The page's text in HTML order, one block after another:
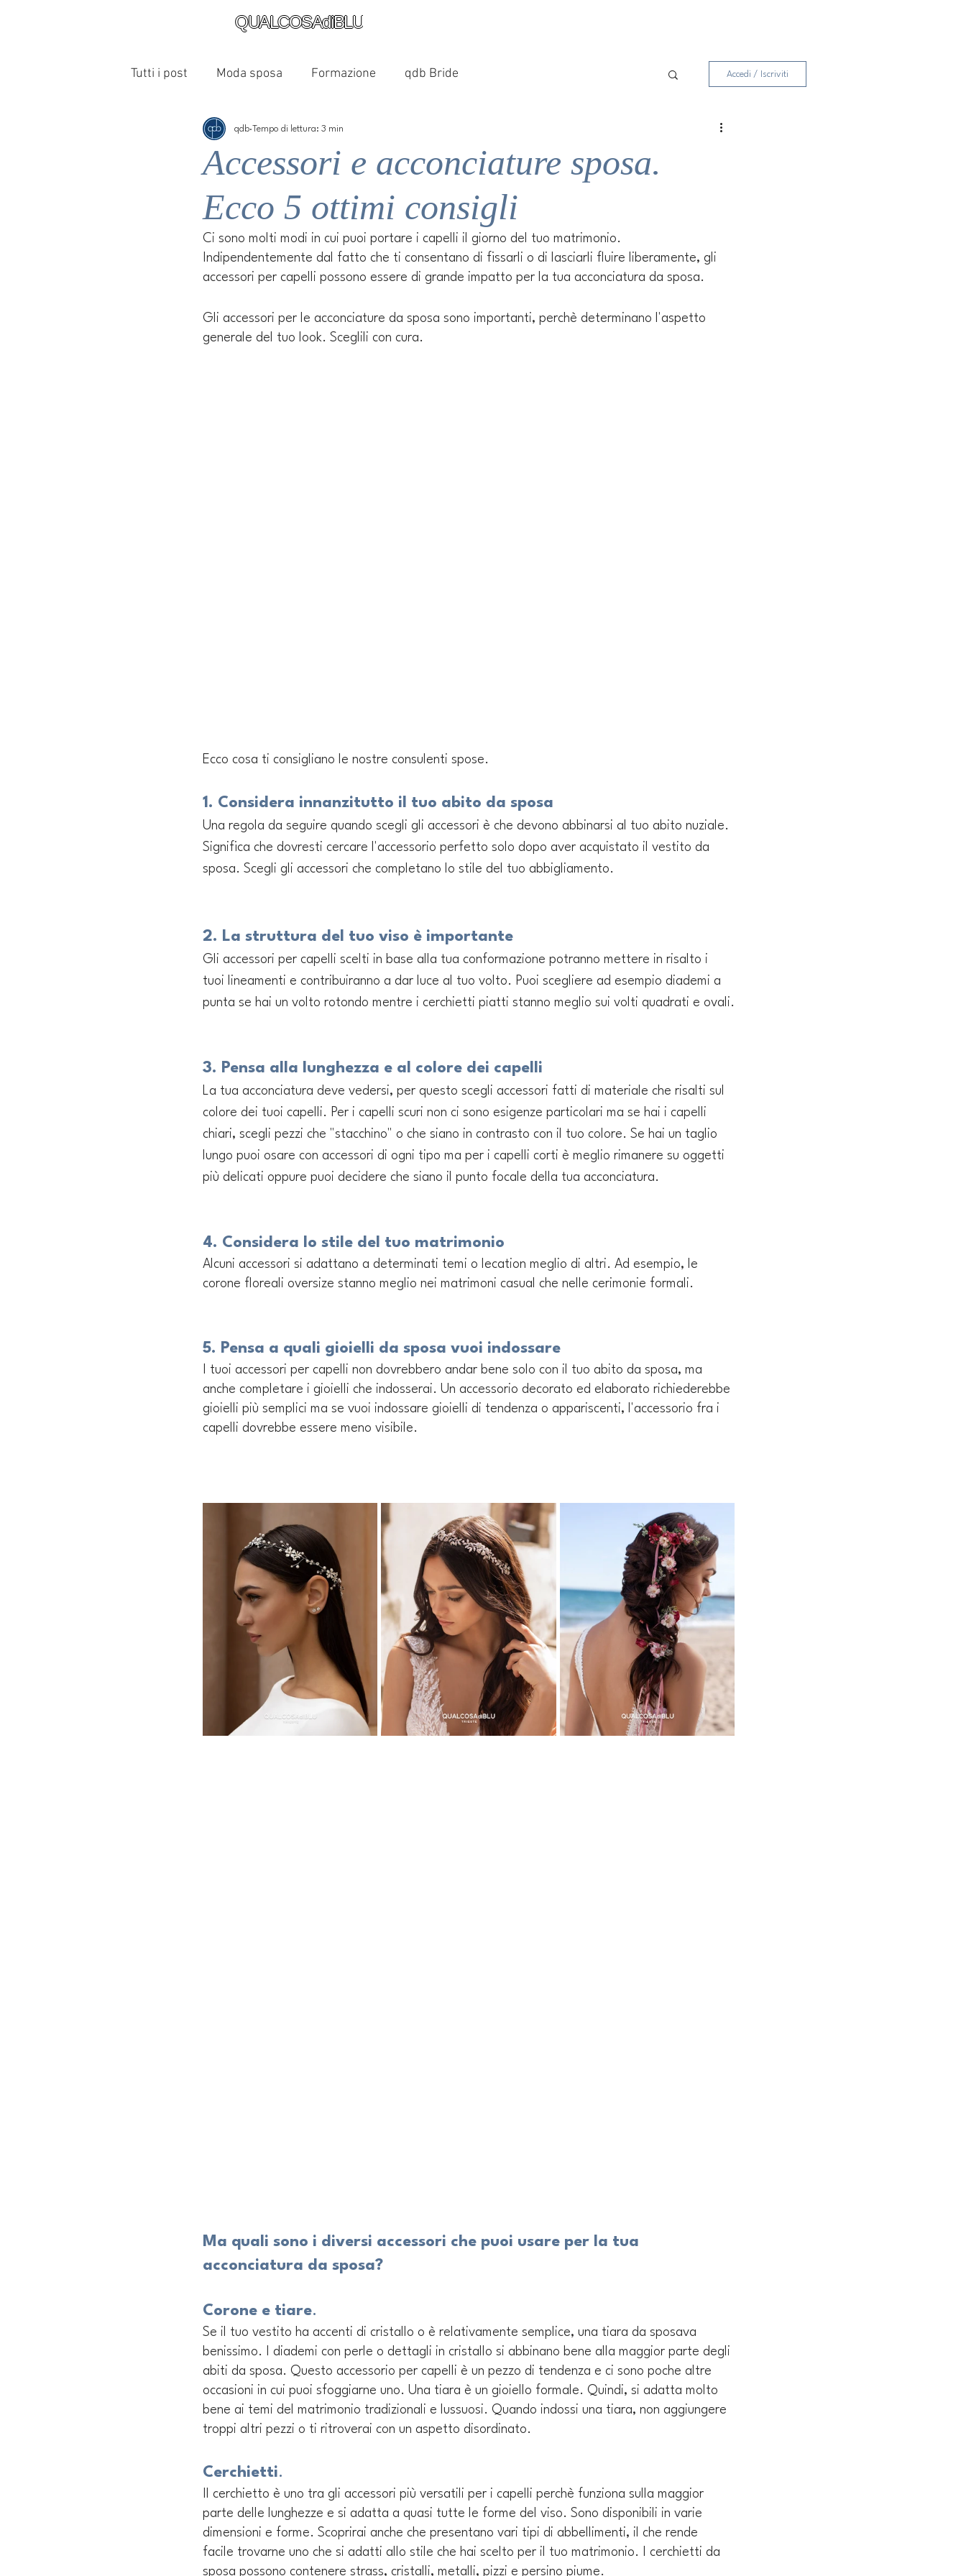
QUALCOSAdiBLU
Tutti i post Moda sposa Formazione qdb Bride Accedi / Iscriviti
Accessori e acconciature sposa.
Ecco 5 ottimi consigli
qdb Tempo di lettura: 3 min
Ci sono molti modi in cui puoi portare i capelli il giorno del tuo matrimonio.
Indipendentemente dal fatto che ti consentano di fissarli o di lasciarli fluire liberamente, gli
accessori per capelli possono essere di grande impatto per la tua acconciatura da sposa.
Gli accessori per le acconciature da sposa sono importanti, perchè determinano l'aspetto
generale del tuo look. Sceglili con cura.
Ecco cosa ti consigliano le nostre consulenti spose.
1. Considera innanzitutto il tuo abito da sposa
Una regola da seguire quando scegli gli accessori è che devono abbinarsi al tuo abito nuziale.
Significa che dovresti cercare l'accessorio perfetto solo dopo aver acquistato il vestito da
sposa. Scegli gli accessori che completano lo stile del tuo abbigliamento.
2. La struttura del tuo viso è importante
Gli accessori per capelli scelti in base alla tua conformazione potranno mettere in risalto i
tuoi lineamenti e contribuiranno a dar luce al tuo volto. Puoi scegliere ad esempio diademi a
punta se hai un volto rotondo mentre i cerchietti piatti stanno meglio sui volti quadrati e ovali.
3. Pensa alla lunghezza e al colore dei capelli
La tua acconciatura deve vedersi, per questo scegli accessori fatti di materiale che risalti sul
colore dei tuoi capelli. Per i capelli scuri non ci sono esigenze particolari ma se hai i capelli
chiari, scegli pezzi che "stacchino" o che siano in contrasto con il tuo colore. Se hai un taglio
lungo puoi osare con accessori di ogni tipo ma per i capelli corti è meglio rimanere su oggetti
più delicati oppure puoi decidere che siano il punto focale della tua acconciatura.
4. Considera lo stile del tuo matrimonio
Alcuni accessori si adattano a determinati temi o lecation meglio di altri. Ad esempio, le
corone floreali oversize stanno meglio nei matrimoni casual che nelle cerimonie formali.
5. Pensa a quali gioielli da sposa vuoi indossare
I tuoi accessori per capelli non dovrebbero andar bene solo con il tuo abito da sposa, ma
anche completare i gioielli che indosserai. Un accessorio decorato ed elaborato richiederebbe
gioielli più semplici ma se vuoi indossare gioielli di tendenza o appariscenti, l'accessorio fra i
capelli dovrebbe essere meno visibile.
Ma quali sono i diversi accessori che puoi usare per la tua
acconciatura da sposa?
Corone e tiare.
Se il tuo vestito ha accenti di cristallo o è relativamente semplice, una tiara da sposava
benissimo. I diademi con perle o dettagli in cristallo si abbinano bene alla maggior parte degli
abiti da sposa. Questo accessorio per capelli è un pezzo di tendenza e ci sono poche altre
occasioni in cui puoi sfoggiarne uno. Una tiara è un gioiello formale. Quindi, si adatta molto
bene ai temi del matrimonio tradizionali e lussuosi. Quando indossi una tiara, non aggiungere
troppi altri pezzi o ti ritroverai con un aspetto disordinato.
Cerchietti.
Il cerchietto è uno tra gli accessori più versatili per i capelli perchè funziona sulla maggior
parte delle lunghezze e si adatta a quasi tutte le forme del viso. Sono disponibili in varie
dimensioni e forme. Scoprirai anche che presentano vari tipi di abbellimenti, il che rende
facile trovarne uno che si adatti allo stile che hai scelto per il tuo matrimonio. I cerchietti da
sposa possono contenere strass, cristalli, metalli, pizzi e persino piume.